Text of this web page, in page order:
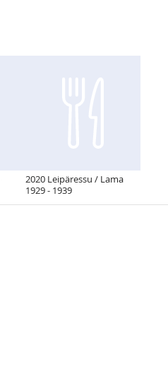
2020 Leipäressu / Lama
1929 - 1939